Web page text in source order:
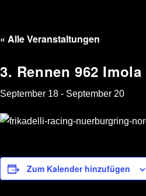
« Alle Veranstaltungen
3. Rennen 962
September 18 - September 20
Zum Kalender hinzufügen